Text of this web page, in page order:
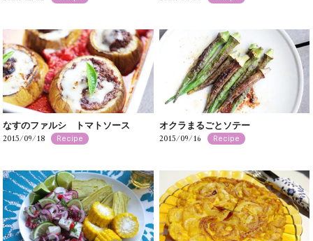
なすのファルシ トマトソース
2015/09/18 Recipe
オクラまるごとソテー
2015/09/16 Recipe